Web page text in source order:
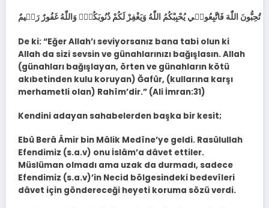
De ki: “Eğer Allah’ı seviyorsanız bana tabi olun ki
Allah da sizi sevsin ve günahlarınızı bağışlasın. Allah
(günahları bağışlayan, örten ve günahların kötü
akıbetinden kulu koruyan) Ğafûr, (kullarına karşı
merhametli olan) Rahîm’dir.” (Ali İmran:31)
Kendini adayan sahabelerden başka bir kesit;
Ebû Berâ Âmir bin Mâlik Medîne’ye geldi. Rasûlullah
Efendimiz (s.a.v) onu İslâm’a dâvet ettiler.
Müslüman olmadı ama uzak da durmadı, sadece
Efendimiz (s.a.v)’in Necid bölgesindeki bedevîleri
dâvet için göndereceği heyeti koruma sözü verdi.